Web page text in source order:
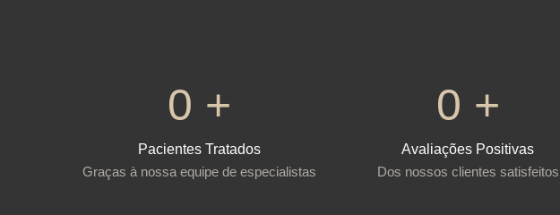
0 +
Pacientes Tratados
Graças à nossa equipe de especialistas
0 +
Avaliações Positivas
Dos nossos clientes satisfeitos